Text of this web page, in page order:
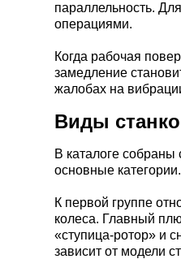
параллельность.
операциями.
Когда рабочая
замедление
жалобах на
Виды
В каталоге
основные категории.
К первой группе
колеса. Главный
«ступица-ротор» и
зависит от модели